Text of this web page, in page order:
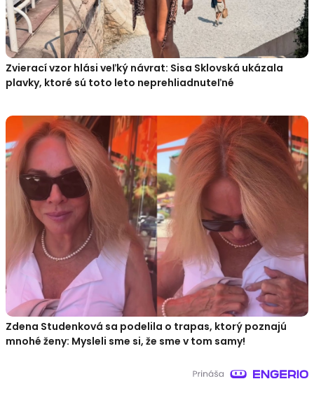
Zvierací vzor hlási veľký návrat: Sisa Sklovská ukázala
plavky, ktoré sú toto leto neprehliadnuteľné
Zdena Studenková sa podelila o trapas, ktorý poznajú
mnohé ženy: Mysleli sme si, že sme v tom samy!